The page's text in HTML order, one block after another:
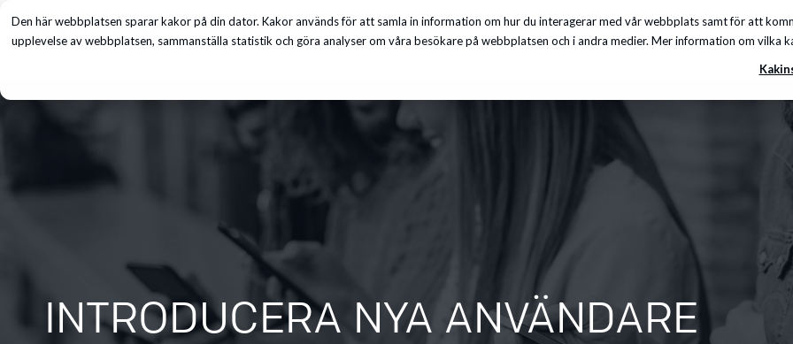
Den här webbplatsen sparar kakor på din dator. Kakor används för att samla in information om hur du interagerar med vår webbplats samt för att
upplevelse av webbplatsen, sammanställa statistik och göra analyser om våra besökare på webbplatsen och i andra medier. Mer information om vilka
Tjänster Insikter Om oss Karriär Kunskapscenter
INTRODUCERA NYA ANVÄNDARE